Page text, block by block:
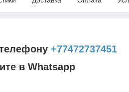
+77472737451
в Whatsapp